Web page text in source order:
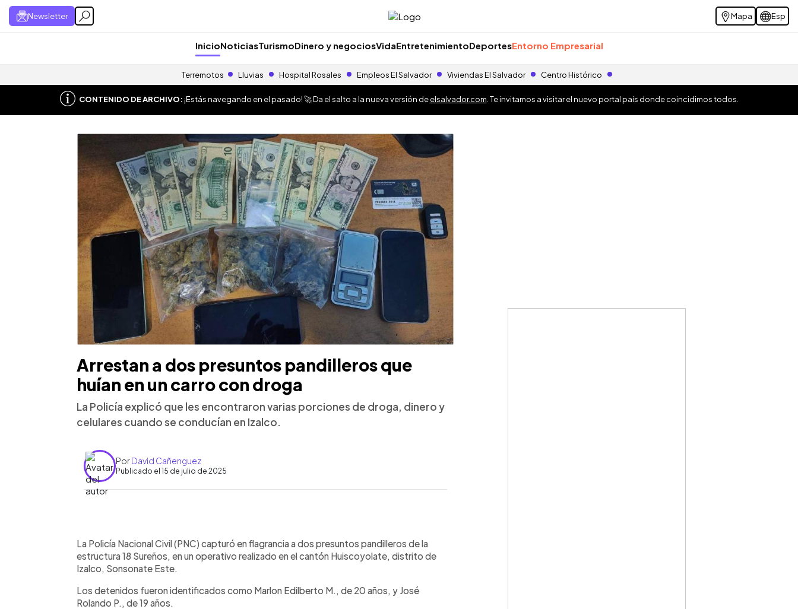
Newsletter Mapa Esp
InicioNoticiasTurismoDinero y negociosVidaEntretenimientoDeportesEntorno Empresarial
Terremotos Lluvias Hospital Rosales Empleos El Salvador Viviendas El Salvador Centro Histórico
CONTENIDO DE ARCHIVO:¡Estás navegando en el pasado! 🚀 Da el salto a la nueva versión deelsalvador.com . Te invitamos a visitar el nuevo portal país donde coincidimos todos.
Arrestan a dos presuntos pandilleros que
huían en un carro con droga
La Policía explicó que les encontraron varias porciones de droga, dinero y
celulares cuando se conducían en Izalco.
PorDavid Cañenguez
Publicado el 15 de julio de 2025
► Escuchar artículo
La Policía Nacional Civil (PNC) capturó en flagrancia a dos presuntos pandilleros de la
estructura 18 Sureños, en un operativo realizado en el cantón Huiscoyolate, distrito de
Izalco, Sonsonate Este.
Los detenidos fueron identificados como Marlon Edilberto M., de 20 años, y José
Rolando P., de 19 años.